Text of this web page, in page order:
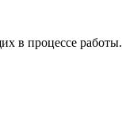
в процессе работы.